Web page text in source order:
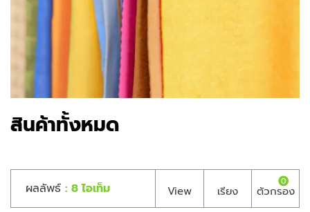
สินค้าทั้งหมด
ผลลัพธ์ : 8 ไอเท็ม View เรียง ตัวกรอง
0